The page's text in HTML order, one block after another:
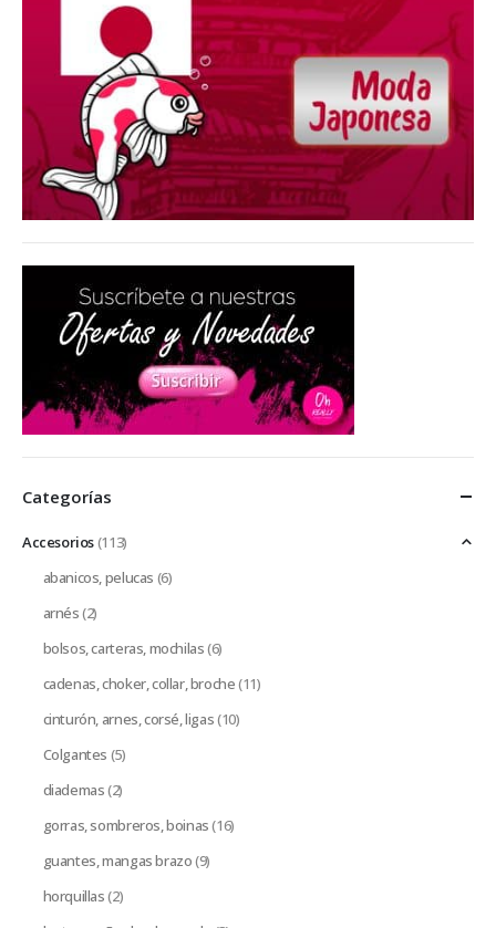
Categorías
Accesorios(113)
abanicos, pelucas (6)
arnés(2)
bolsos, carteras, mochilas(6)
cadenas, choker, collar, broche(11)
cinturón, arnes, corsé, ligas(10)
Colgantes (5)
diademas(2)
gorras, sombreros, boinas(16)
guantes, mangas brazo(9)
horquillas(2)